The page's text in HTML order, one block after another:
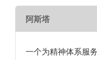
阿斯塔
一个为精神体系服